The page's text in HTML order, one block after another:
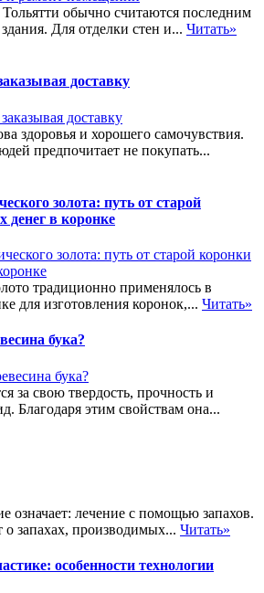
обычно считаются последним
Для отделки стен и... Читать»
доставку
здоровья и хорошего самочувствия.
предпочитает не покупать...
золота: путь от старой
денег в коронке
традиционно применялось в
для изготовления коронок,... Читать»
бука?
за свою твердость, прочность и
Благодаря этим свойствам она...
означает: лечение с помощью запахов.
о запахах, производимых... Читать»
особенности технологии